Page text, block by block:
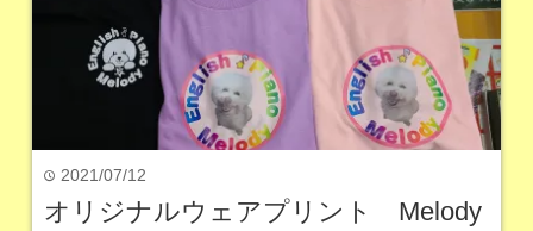
time 2021/07/12
オリジナルウェアプリント Melody